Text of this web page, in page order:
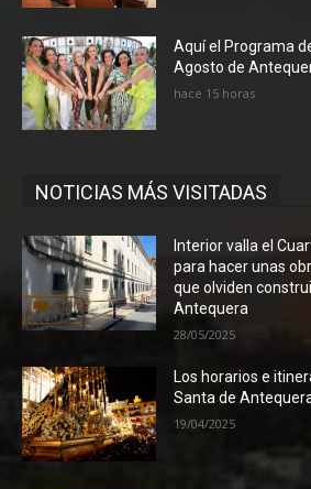
Aquí el Programa
Agosto de
hace 15 horas
NOTICIAS MÁS VISITADAS
Interior valla el
para hacer unas
que olviden
Antequera
28/05/2025
Los horarios e
Santa de
19/04/2025